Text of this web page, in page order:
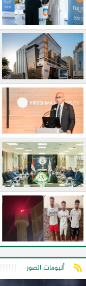
ألبومات الصور